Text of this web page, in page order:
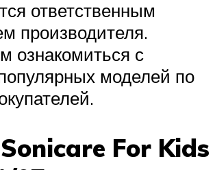
ответственным
производителя.
ознакомиться с
моделей по
For Kids